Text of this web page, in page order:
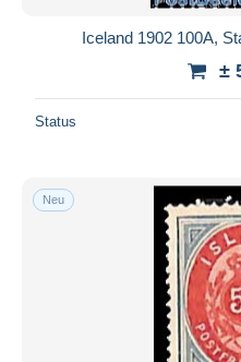
Iceland 1902 100A,
±
Status
Neu